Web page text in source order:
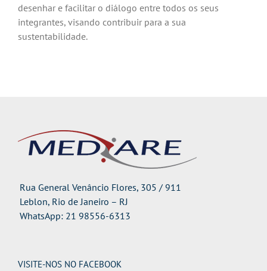
desenhar e facilitar o diálogo entre todos os seus
integrantes, visando contribuir para a sua
sustentabilidade.
Rua General Venâncio Flores, 305 / 911
Leblon, Rio de Janeiro – RJ
WhatsApp: 21 98556-6313
VISITE-NOS NO FACEBOOK